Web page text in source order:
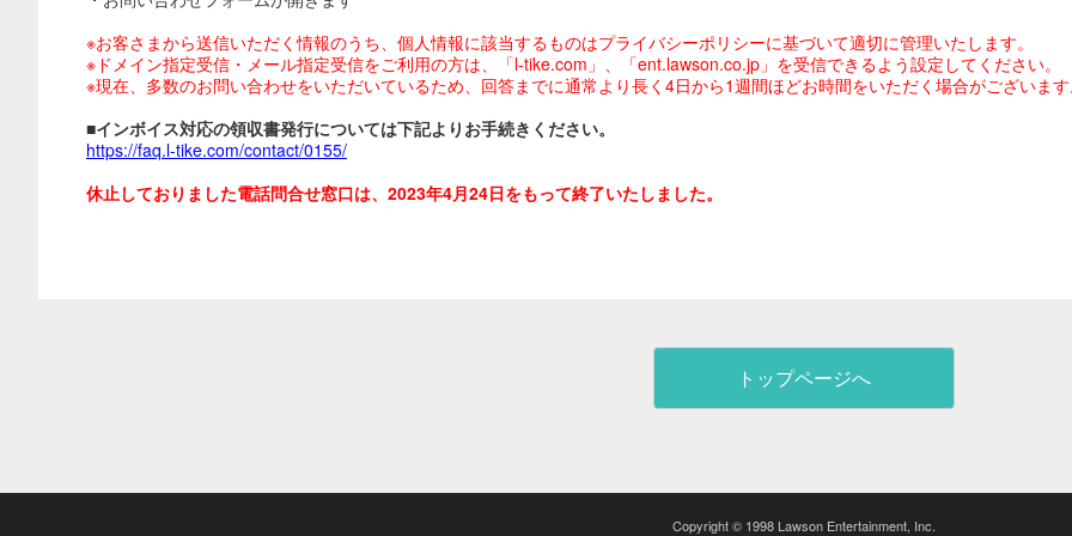
※お客さまから送信いただく情報のうち、個人情報に該当するものはプライバシーポリシーに基づいて適切に管理いたします。
※ドメイン指定受信・メール指定受信をご利用の方は、「l-tike.com」、「ent.lawson.co.jp」を受信できるよう設定してください。
※現在、多数のお問い合わせをいただいているため、回答までに通常より長く4日から1週間ほどお時間をいただく場合がございま
■インボイス対応の領収書発行については下記よりお手続きください。
https://faq.l-tike.com/contact/0155/
休止しておりました電話問合せ窓口は、2023年4月24日をもって終了いたしました。
トップページへ
Copyright © 1998 Lawson Entertainment, Inc.